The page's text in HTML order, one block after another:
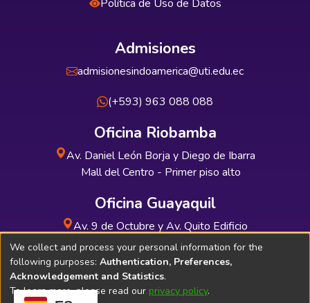
Política de Uso de Datos
Admisiones
admisionesindoamerica@uti.edu.ec
(+593) 963 088 088
Oficina Riobamba
Av. Daniel León Borja y Diego de Ibarra
Mall del Centro - Primer piso alto
Oficina Guayaquil
Av. 9 de Octubre y Av. Quito Edificio
INDUAUTO - Planta baja
We collect and process your personal information for the
following purposes: Authentication, Preferences,
Acknowledgement and Statistics.
To learn more, please read our privacy policy.